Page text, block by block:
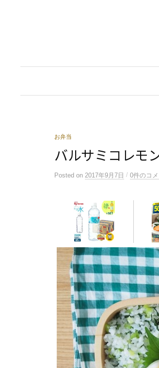
へ
お弁当
バルサミコレモ
Posted on 2017年9月7日 / 0件のコメ